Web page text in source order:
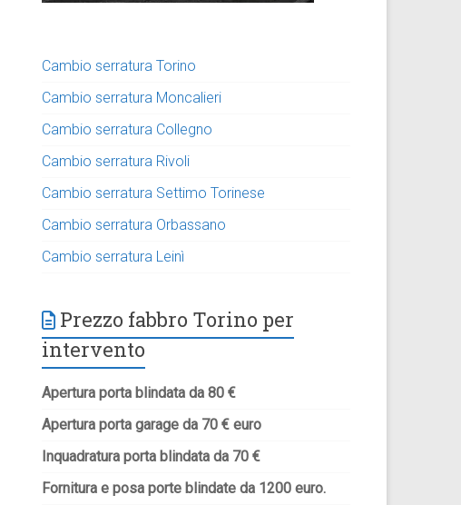
Cambio serratura Torino
Cambio serratura Moncalieri
Cambio serratura Collegno
Cambio serratura Rivoli
Cambio serratura Settimo Torinese
Cambio serratura Orbassano
Cambio serratura Leinì
Prezzo fabbro Torino per
intervento
Apertura porta blindata da 80 €
Apertura porta garage da 70 € euro
Inquadratura porta blindata da 70 €
Fornitura e posa porte blindate da 1200 euro.